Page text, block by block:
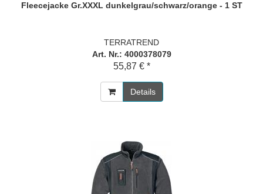
Fleecejacke Gr.XXXL dunkelgrau/schwarz/orange - 1 ST
TERRATREND
Art. Nr.: 4000378079
55,87 € *
Details